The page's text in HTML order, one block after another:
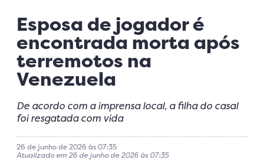
Esposa de jogador é
encontrada morta após
terremotos na
Venezuela
De acordo com a imprensa local, a filha do casal
foi resgatada com vida
26 de junho de 2026 às 07:35
Atualizado em 26 de junho de 2026 às 07:35